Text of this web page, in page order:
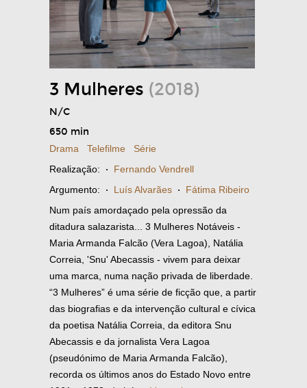
3 Mulheres (2018)
N/C
650 min
Drama Telefilme
Série
Realização: · Fernando Vendrell
Argumento: · Luís Alvarães · Fátima Ribeiro
Num país amordaçado pela opressão da
ditadura salazarista... 3 Mulheres Notáveis -
Maria Armanda Falcão (Vera Lagoa), Natália
Correia, 'Snu' Abecassis - vivem para deixar
uma marca, numa nação privada de liberdade.
“3 Mulheres” é uma série de ficção que, a partir
das biografias e da intervenção cultural e cívica
da poetisa Natália Correia, da editora Snu
Abecassis e da jornalista Vera Lagoa
(pseudónimo de Maria Armanda Falcão),
recorda os últimos anos do Estado Novo entre